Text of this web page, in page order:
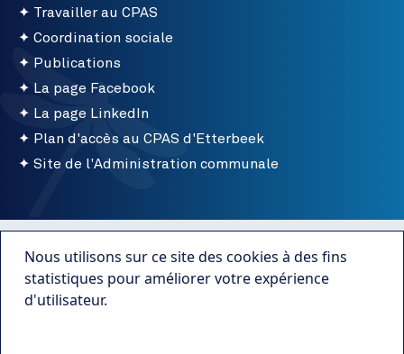
Travailler au CPAS
Coordination sociale
Publications
La page Facebook
La page LinkedIn
Plan d'accès au CPAS d'Etterbeek
Site de l'Administration communale
Menu bottom
Mentions légales
Nous utilisons sur ce site des cookies à des fins
statistiques pour améliorer votre expérience
d'utilisateur.